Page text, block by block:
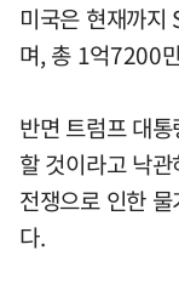
미국은 현재까
며, 총 1억7200
반면 트럼프 대
할 것이라고 낙
전쟁으로 인한
다.